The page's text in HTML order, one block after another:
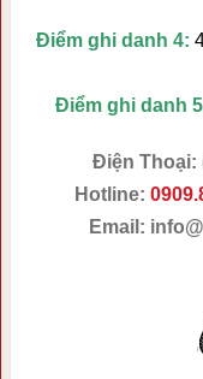
Điểm ghi danh 4:
Điểm ghi danh
Điện Thoại:
Hotline:
Email: